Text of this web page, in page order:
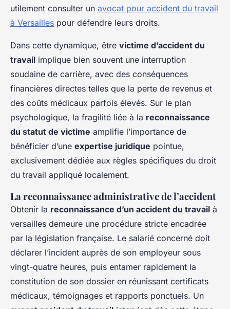
utilement consulter un avocat pour accident du travail
à Versailles pour défendre leurs droits.
Dans cette dynamique, être victime d’accident du
travail implique bien souvent une interruption
soudaine de carrière, avec des conséquences
financières directes telles que la perte de revenus et
des coûts médicaux parfois élevés. Sur le plan
psychologique, la fragilité liée à la reconnaissance
du statut de victime amplifie l’importance de
bénéficier d’une expertise juridique pointue,
exclusivement dédiée aux règles spécifiques du droit
du travail appliqué localement.
La reconnaissance administrative de l’accident
Obtenir la reconnaissance d’un accident du travail à
versailles demeure une procédure stricte encadrée
par la législation française. Le salarié concerné doit
déclarer l’incident auprès de son employeur sous
vingt-quatre heures, puis entamer rapidement la
constitution de son dossier en réunissant certificats
médicaux, témoignages et rapports ponctuels. Un